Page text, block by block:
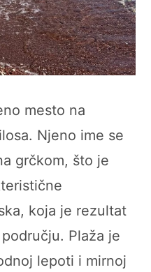
mesto na
Njeno ime se
grčkom, što je
koja je rezultat
Plaža je
lepoti i mirnoj